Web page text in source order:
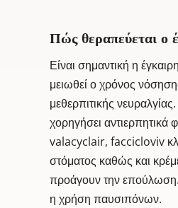
Πώς θεραπεύεται ο
Είναι σημαντική η
μειωθεί ο χρόνος
μεθερπιτικής
χορηγήσει
valacyclair, faccicloviv
στόματος καθώς και
προάγουν την
η χρήση παυσιπόνων.